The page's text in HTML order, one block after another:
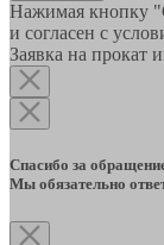
Нажимая кнопку
и согласен с
Заявка на прокат
Спасибо за
Мы обязательно